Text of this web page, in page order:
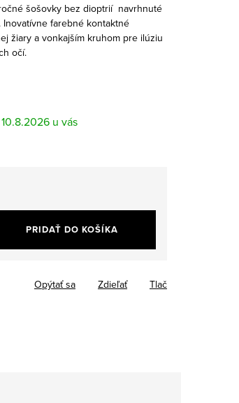
šošovky bez dioptrií navrhnuté
farebné kontaktné
žiary a vonkajším kruhom pre ilúziu
očí.
PRIDAŤ DO KOŠÍKA
Tlač
Opýtať sa Zdieľať